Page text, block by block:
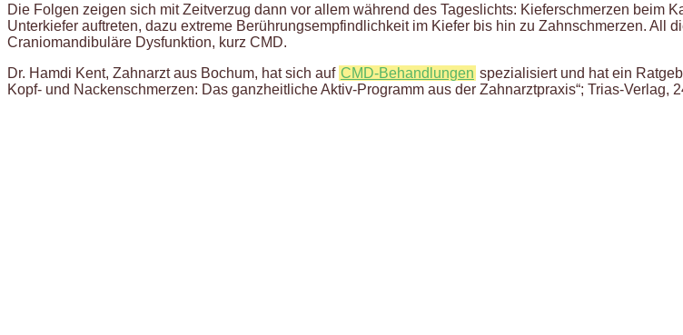
Die Folgen zeigen sich mit Zeitverzug dann vor allem während des Tageslichts: Kieferschmerzen beim
Unterkiefer auftreten, dazu extreme Berührungsempfindlichkeit im Kiefer bis hin zu Zahnschmerzen. All
Craniomandibuläre Dysfunktion, kurz CMD.
Dr. Hamdi Kent, Zahnarzt aus Bochum, hat sich auf CMD-Behandlungen spezialisiert und hat ein
Kopf- und Nackenschmerzen: Das ganzheitliche Aktiv-Programm aus der Zahnarztpraxis“; Trias-Verlag,